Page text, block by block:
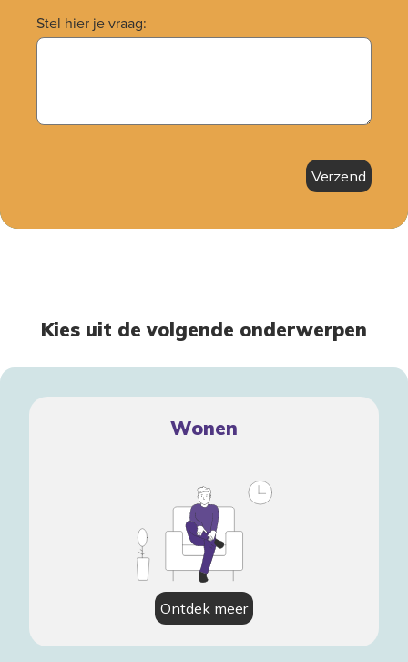
Stel hier je vraag:
Verzend
Kies uit de volgende onderwerpen
Wonen
Ontdek meer